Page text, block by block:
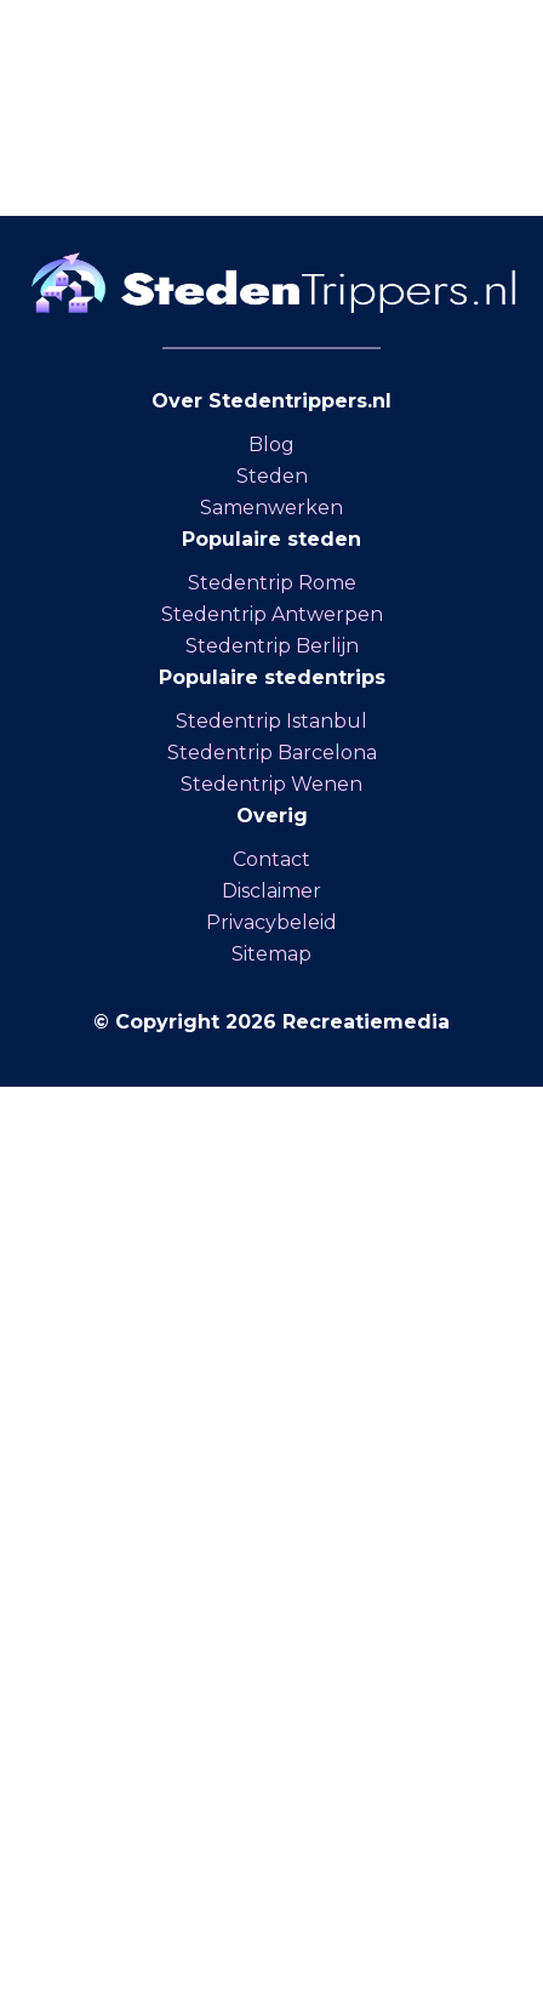
Over Stedentrippers.nl
Blog
Steden
Samenwerken
Populaire steden
Stedentrip Rome
Stedentrip Antwerpen
Stedentrip Berlijn
Populaire stedentrips
Stedentrip Istanbul
Stedentrip Barcelona
Stedentrip Wenen
Overig
Contact
Disclaimer
Privacybeleid
Sitemap
© Copyright 2026 Recreatiemedia